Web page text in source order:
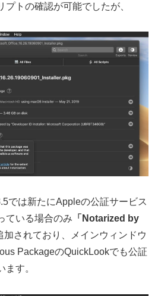
トの確認が可能でしたが、
では新たにAppleの公証サービス
ている場合のみ 「Notarized by
加されており、メインウィンドウ
PackageのQuickLookでも公証
す。